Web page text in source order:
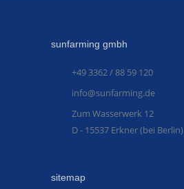
sunfarming gmbh
+49 3362 / 88 59 120
info@sunfarming.de
Zum Wasserwerk 12
D - 15537 Erkner (bei Berlin)
sitemap